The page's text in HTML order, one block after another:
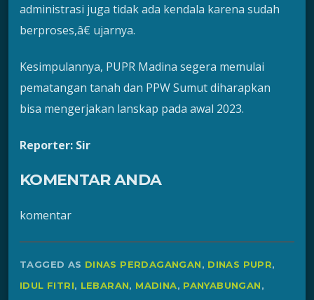
administrasi juga tidak ada kendala karena sudah
berproses,â€ ujarnya.
Kesimpulannya, PUPR Madina segera memulai
pematangan tanah dan PPW Sumut diharapkan
bisa mengerjakan lanskap pada awal 2023.
Reporter: Sir
KOMENTAR ANDA
komentar
TAGGED AS DINAS PERDAGANGAN, DINAS PUPR,
IDUL FITRI, LEBARAN, MADINA, PANYABUNGAN,